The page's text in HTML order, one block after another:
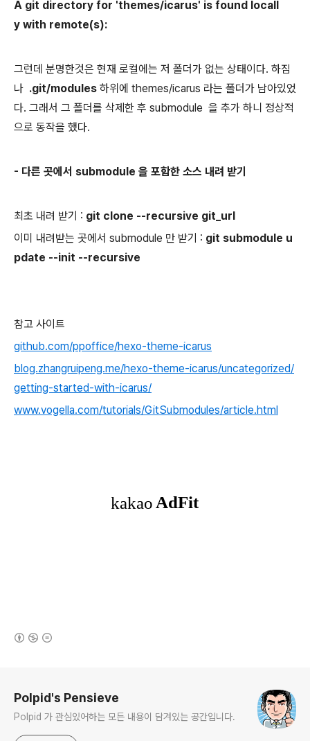
A git directory for 'themes/icarus' is found locall
y with remote(s):
그런데 분명한것은 현재 로컬에는 저 폴더가 없는 상태이다. 하짐
나 .git/modules 하위에 themes/icarus 라는 폴더가 남아있었
다. 그래서 그 폴더를 삭제한 후 submodule 을 추가 하니 정상적
으로 동작을 했다.
- 다른 곳에서 submodule 을 포함한 소스 내려 받기
최초 내려 받기 : git clone --recursive git_url
이미 내려받는 곳에서 submodule 만 받기 : git submodule u
pdate --init --recursive
참고 사이트
github.com/ppoffice/hexo-theme-icarus
blog.zhangruipeng.me/hexo-theme-icarus/uncategorized/
getting-started-with-icarus/
www.vogella.com/tutorials/GitSubmodules/article.html
Polpid's Pensieve
Polpid 가 관심있어하는 모든 내용이 담겨있는 공간입니다.